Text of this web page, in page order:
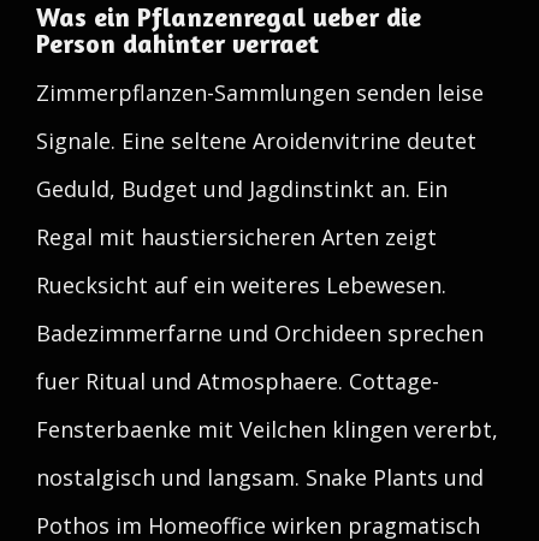
Was ein Pflanzenregal ueber die
Person dahinter verraet
Zimmerpflanzen-Sammlungen senden leise
Signale. Eine seltene Aroidenvitrine deutet
Geduld, Budget und Jagdinstinkt an. Ein
Regal mit haustiersicheren Arten zeigt
Ruecksicht auf ein weiteres Lebewesen.
Badezimmerfarne und Orchideen sprechen
fuer Ritual und Atmosphaere. Cottage-
Fensterbaenke mit Veilchen klingen vererbt,
nostalgisch und langsam. Snake Plants und
Pothos im Homeoffice wirken pragmatisch